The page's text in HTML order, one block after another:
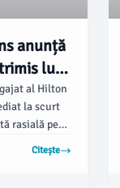
anunță
lui
rasial a
al Hilton
la scurt
rasială pe
Gray de la
loc la mai
Citește